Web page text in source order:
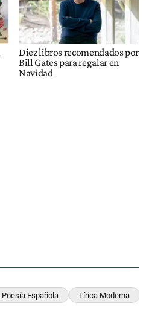
Diez libros recomendados por
Bill Gates para regalar en
Navidad
Poesía Española Lírica Moderna